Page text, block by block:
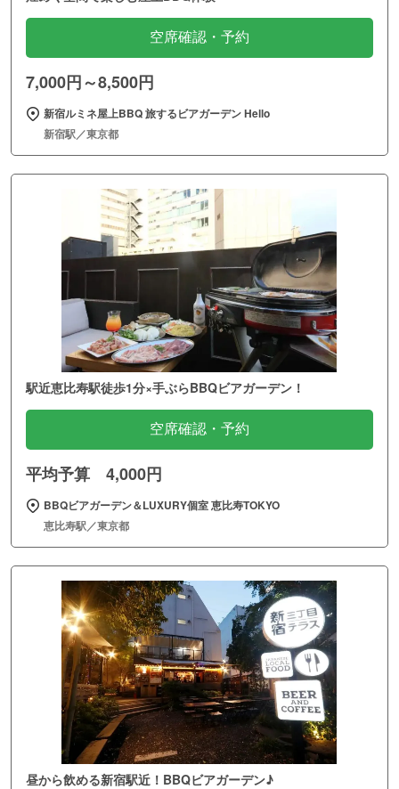
空席確認・予約
7,000円～8,500円
新宿ルミネ屋上BBQ 旅するビアガーデン Hello
新宿駅／東京都
駅近恵比寿駅徒歩1分×手ぶらBBQビアガーデン！
空席確認・予約
平均予算 4,000円
BBQビアガーデン＆LUXURY個室 恵比寿TOKYO
恵比寿駅／東京都
昼から飲める新宿駅近！BBQビアガーデン♪